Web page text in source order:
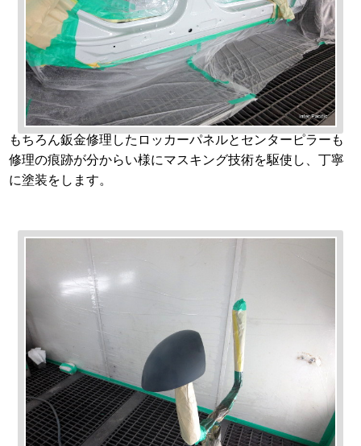
もちろん鈑金修理したロッカーパネルとセンターピラーも
修理の痕跡が分からい様にマスキング技術を駆使し、丁寧
に塗装をします。